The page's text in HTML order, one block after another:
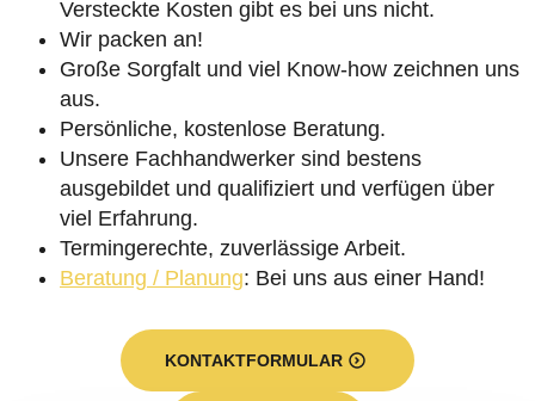
Versteckte Kosten gibt es bei uns nicht.
Wir packen an!
Große Sorgfalt und viel Know-how zeichnen uns
aus.
Persönliche, kostenlose Beratung.
Unsere Fachhandwerker sind bestens
ausgebildet und qualifiziert und verfügen über
viel Erfahrung.
Termingerechte, zuverlässige Arbeit.
Beratung / Planung: Bei uns aus einer Hand!
KONTAKTFORMULAR